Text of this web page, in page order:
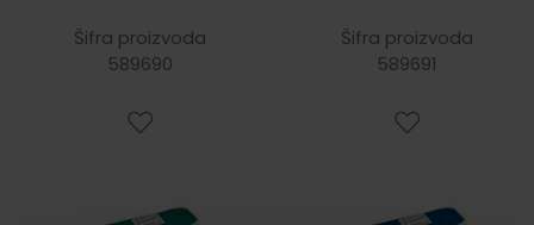
Šifra proizvoda
589690
Šifra proizvoda
589691